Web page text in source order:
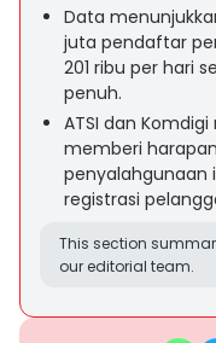
Data
juta pendaftar
201 ribu per hari
penuh.
ATSI dan
memberi
penyalahgunaan
registrasi
This section
our editorial team.